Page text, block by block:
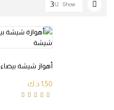
Show
12
أهواز شيشة بيضاء
1,50 د.ك